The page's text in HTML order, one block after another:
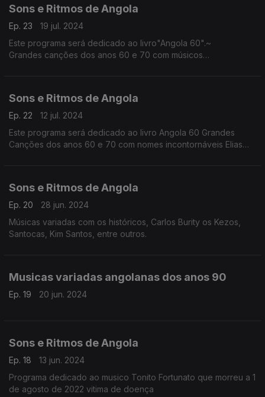
Sons e Ritmos de Angola
Ep. 23
19 jul. 2024
Este programa será dedicado ao livro"Angola 60".~
Grandes canções dos anos 60 e 70 com músicos
Sons e Ritmos de Angola
Ep. 22
12 jul. 2024
Este programa será dedicado ao livro Angola 60 Grandes
Canções dos anos 60 e 70 com nomes incontornáveis Elias
Sons e Ritmos de Angola
Ep. 20
28 jun. 2024
Músicas variadas com os históricos, Carlos Burity os Kezos,
Santocas, Kim Santos, entre outros.
Musicas variadas angolanas dos anos 90
Ep. 19 20 jun. 2024
Sons e Ritmos de Angola
Ep. 18
13 jun. 2024
Programa dedicado ao musico Tonito Fortunato que morreu a 1
de agosto de 2022 vitima de doença